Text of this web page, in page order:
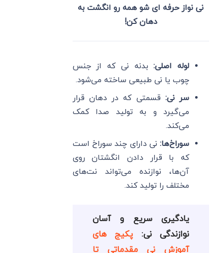
نی نواز حرفه ای شو همه رو انگشت به
دهان کن!
لوله اصلی:بدنه نی که از جنس
چوب یا نی طبیعی ساخته می‌شود.
سر نی: قسمتی که در دهان قرار
می‌گیرد و به تولید صدا کمک
می‌کند.
سوراخ‌ها: نی دارای چند سوراخ است
که با قرار دادن انگشتان روی
آن‌ها، نوازنده می‌تواند نت‌های
مختلف را تولید کند.
یادگیری سریع و آسان
نوازندگی نی:پکیج های
آموزش نی مقدماتی تا